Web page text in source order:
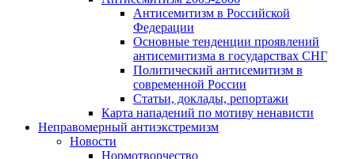
Антисемитизм в Российской
Федерации
Основные тенденции проявлений
антисемитизма в государствах СНГ
Политический антисемитизм в
современной России
Статьи, доклады, репортажи
Карта нападений по мотиву ненависти
Неправомерный антиэкстремизм
Новости
Нормотворчество